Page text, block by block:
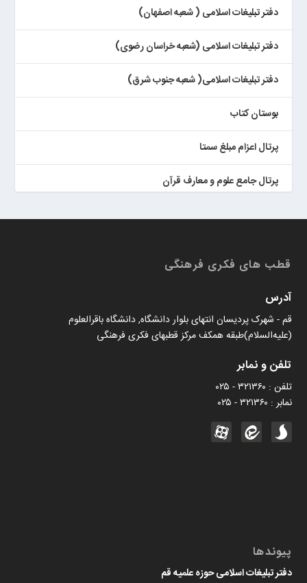
دفتر تبلیغات اسلامی ( شعبه اصفهان)
دفتر تبلیغات اسلامی (شعبه خراسان رضوی)
دفتر تبلیغات اسلامی( شعبه جنوب شرق)
بوستان کتاب
پرتال اعزام مبلغ سمتا
پرتال جامع علوم و معارف قرآن
کتابخان همراه پژوهان
قطب های فکری فرهنگی
آدرس
قم - شهرک پردیسان انتهای بلوار دانشگاه, دانشگاه باقرالعلوم
(علیه‌السلام)طبقه همکف مرکز قطبهای فکری فرهنگی
تلفن و نمابر
تلفن : ۳۲۱۳۶۰ - ۰۲۵
نمابر : ۳۲۱۳۶۰ - ۰۲۵
پیوندها
دفتر تبلیغات اسلامی حوزه علمیه قم